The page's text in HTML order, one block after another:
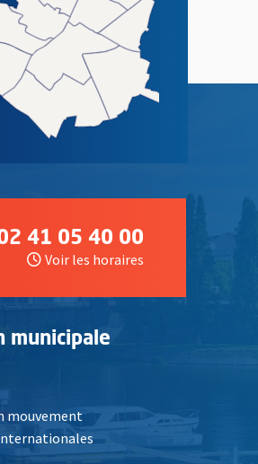
41 05 40 00
Voir les horaires
municipale
mouvement